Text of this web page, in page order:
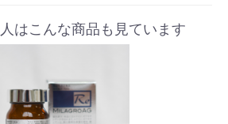
はこんな商品も見ています